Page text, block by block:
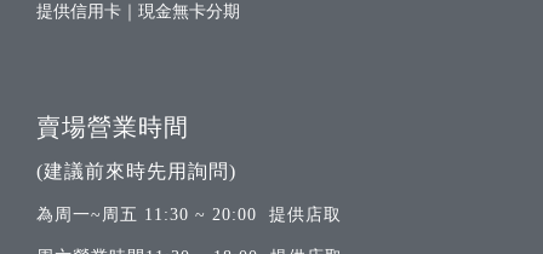
提供信用卡｜現金無卡分期
賣場營業時間
(建議前來時先用詢問)
為周一~周五 11:30 ~ 20:00 提供店取